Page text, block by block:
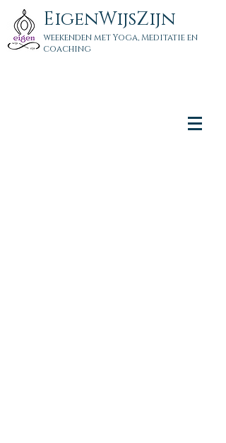
EigenWijsZijn
weekenden met Yoga, Meditatie en
coaching